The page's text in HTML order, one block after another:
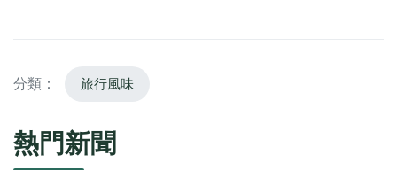
分類： 旅行風味
熱門新聞